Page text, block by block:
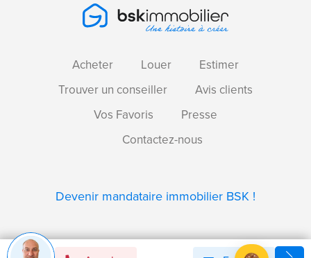
Acheter Louer
Estimer
Trouver un conseiller
Avis clients
Vos Favoris
Presse
Contactez-nous
Devenir mandataire immobilier BSK !